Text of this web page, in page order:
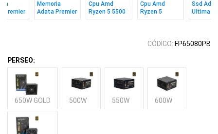
Premier
3200
Memoria
Adata Premier
Ddr4 8gb 3200
Cpu Amd
Ryzen 5 5500
Am4 Box
Cpu Amd
Ryzen 5
5600xt Am4
Ssd
Ultimate
Su650
CÓDIGO: FP65080PB
PERSEO:
650W GOLD 500W 550W 600W